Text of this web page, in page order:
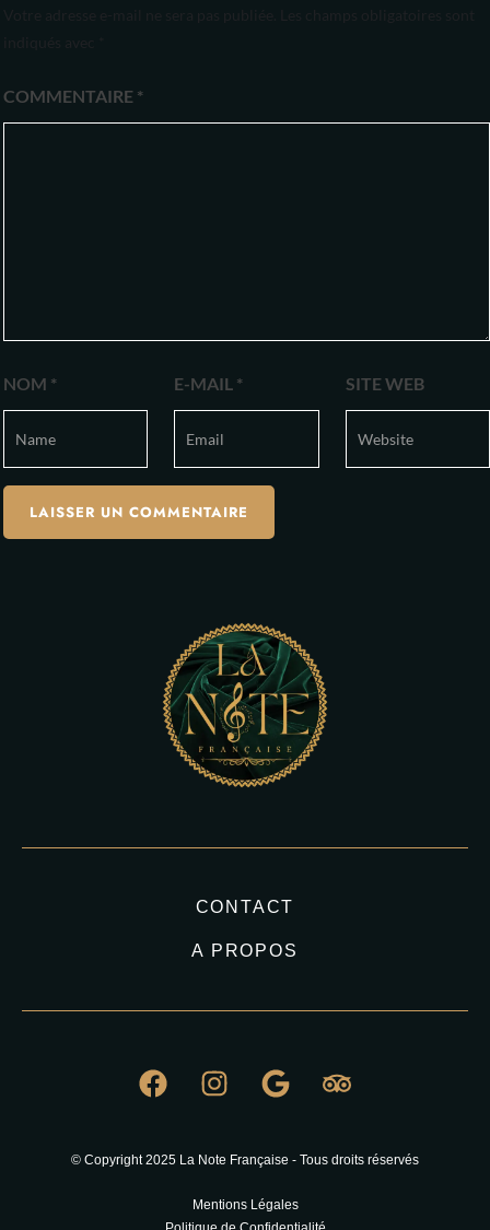
COMMENTAIRE *
NOM * E-MAIL * SITE WEB
CONTACT
A PROPOS
© Copyright 2025 La Note Française - Tous droits réservés
Mentions Légales